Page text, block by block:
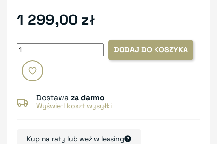
1 299,00 zł
DODAJ DO KOSZYKA
Dostawaza darmo
Wyświetl koszt wysyłki
Kup na raty lub weź w leasing